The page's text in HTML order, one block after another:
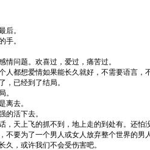
后。
手。
情问题。欢喜过，爱过，痛苦过。
人都想爱情如果能长久就好，不需要语言，
，已经到了结局。
。
离去。
的活下去。
，天上飞的抓不到，地上走的到处有。还怕
不要为了一个男人或女人放弃整个世界的男
久，或许我们不会受伤害吧。